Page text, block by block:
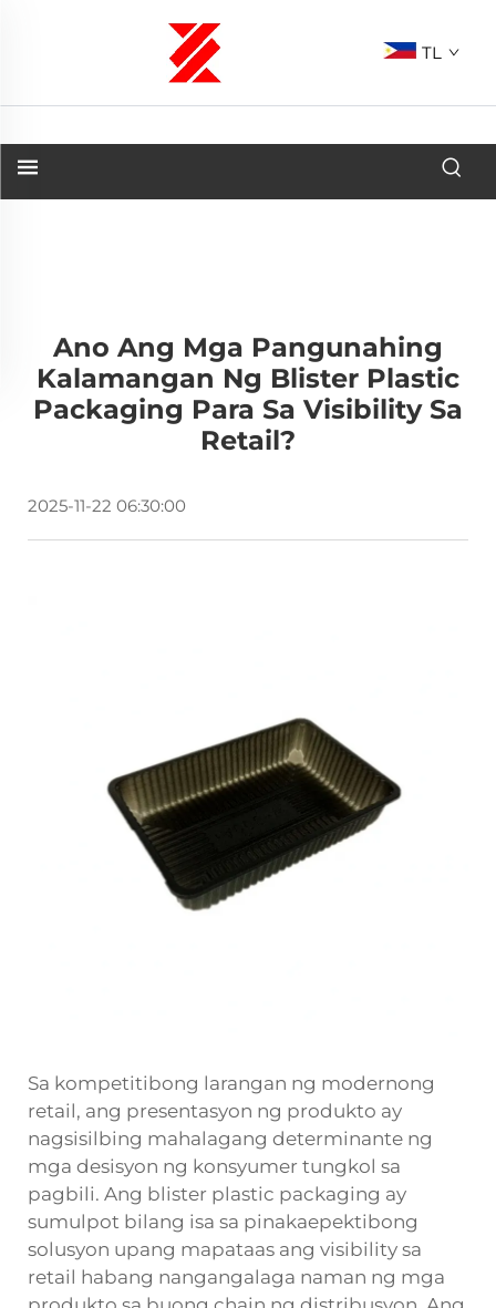
TL
Ano Ang Mga Pangunahing
Kalamangan Ng Blister Plastic
Packaging Para Sa Visibility Sa
Retail?
2025-11-22 06:30:00
Sa kompetitibong larangan ng modernong
retail, ang presentasyon ng produkto ay
nagsisilbing mahalagang determinante ng
mga desisyon ng konsyumer tungkol sa
pagbili. Ang blister plastic packaging ay
sumulpot bilang isa sa pinakaepektibong
solusyon upang mapataas ang visibility sa
retail habang nangangalaga naman ng mga